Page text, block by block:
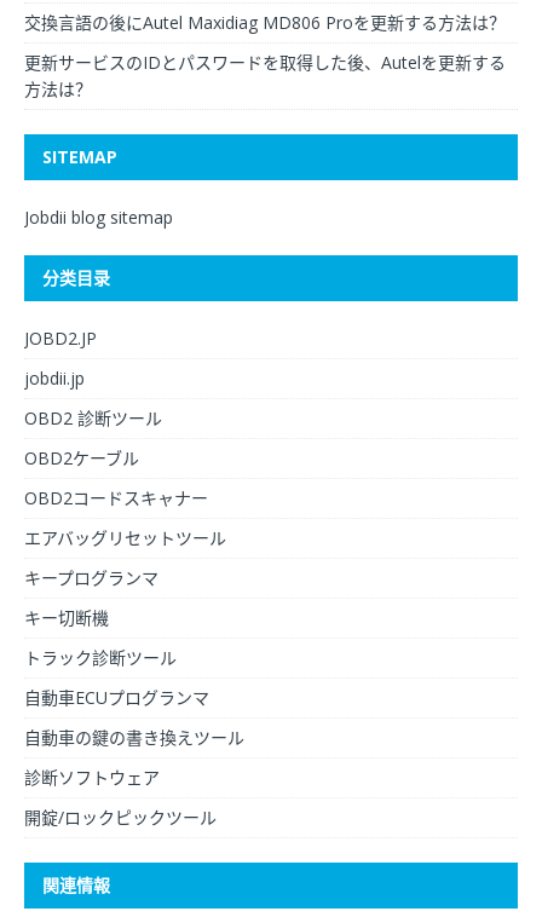
交換言語の後にAutel Maxidiag MD806 Proを更新する方法は？
更新サービスのIDとパスワードを取得した後、Autelを更新する
方法は？
SITEMAP
Jobdii blog sitemap
分类目录
JOBD2.JP
jobdii.jp
OBD2 診断ツール
OBD2ケーブル
OBD2コードスキャナー
エアバッグリセットツール
キープログランマ
キー切断機
トラック診断ツール
自動車ECUプログランマ
自動車の鍵の書き換えツール
診断ソフトウェア
開錠/ロックピックツール
関連情報